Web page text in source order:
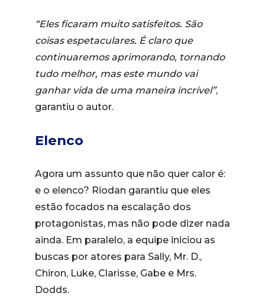
“Eles ficaram muito satisfeitos. São
coisas espetaculares. É claro que
continuaremos aprimorando, tornando
tudo melhor, mas este mundo vai
ganhar vida de uma maneira incrível”,
garantiu o autor.
Elenco
Agora um assunto que não quer calor é:
e o elenco? Riodan garantiu que eles
estão focados na escalação dos
protagonistas, mas não pode dizer nada
ainda. Em paralelo, a equipe iniciou as
buscas por atores para Sally, Mr. D.,
Chiron, Luke, Clarisse, Gabe e Mrs.
Dodds.